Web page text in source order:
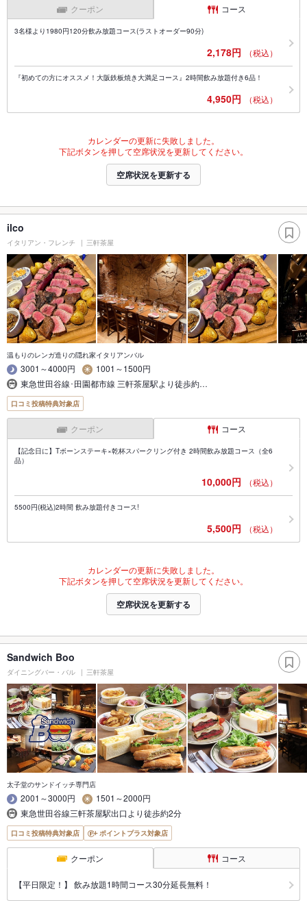
クーポン コース
3名様より1980円120分飲み放題コース(ラストオーダー90分)
2,178円 （税込）
『初めての方にオススメ！大阪鉄板焼き大満足コース』2時間飲み放題付き6品！
4,950円 （税込）
カレンダーの更新に失敗しました。
下記ボタンを押して空席状況を更新してください。
空席状況を更新する
ilco
イタリアン・フレンチ 三軒茶屋
温もりのレンガ造りの隠れ家イタリアンバル
3001～4000円
1001～1500円
東急世田谷線･田園都市線 三軒茶屋駅より徒歩約…
口コミ投稿特典対象店
クーポン コース
【記念日に】Tボーンステーキ×乾杯スパークリング付き 2時間飲み放題コース（全6
品）
10,000円 （税込）
5500円(税込)2時間 飲み放題付きコース!
5,500円 （税込）
カレンダーの更新に失敗しました。
下記ボタンを押して空席状況を更新してください。
空席状況を更新する
Sandwich Boo
ダイニングバー・バル 三軒茶屋
太子堂のサンドイッチ専門店
2001～3000円
1501～2000円
東急世田谷線三軒茶屋駅出口より徒歩約2分
口コミ投稿特典対象店 ポイントプラス対象店
クーポン コース
【平日限定！】 飲み放題1時間コース30分延長無料！